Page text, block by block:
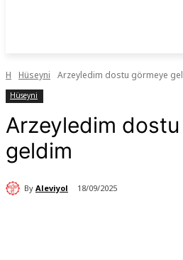
H Hüseyni Arzeyledim dostu görmeye
Hüseyni
Arzeyledim
geldim
By Aleviyol 18/09/2025